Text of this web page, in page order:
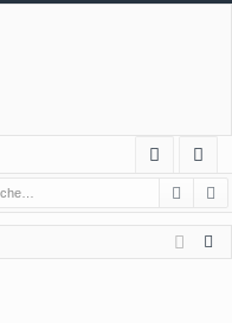
m
el
ist
rie